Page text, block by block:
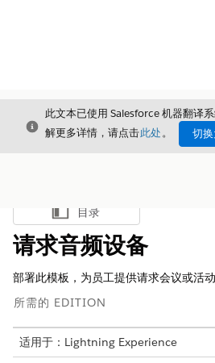
关闭
此文本已使用 Salesforce 机器翻译
解更多详情，请点击此处。 切
显示目录
目录
请求音频设备
部署此模板，为员工提供请求会议或活
所需的 EDITION
适用于：Lightning Experience